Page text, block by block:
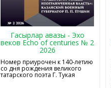
Гасырлар авазы - Эхо
веков Echo of centuries № 2
2026
Номер приурочен к 140-летию
со дня рождения великого
татарского поэта Г. Тукая